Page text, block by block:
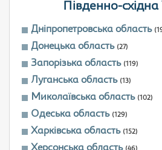
Південно-
Дніпропетровська область
Донецька область (27)
Запорізька область (119)
Луганська область (13)
Миколаївська область (102)
Одеська область (129)
Харківська область (152)